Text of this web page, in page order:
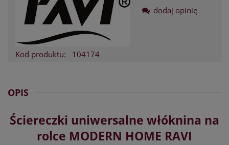
Kod produktu: 104174
dodaj opinię
OPIS
Ściereczki uniwersalne włóknina na
rolce MODERN HOME RAVI